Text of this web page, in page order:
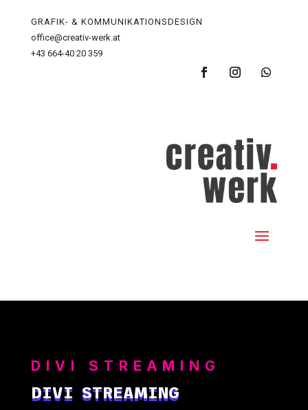
GRAFIK- & KOMMUNIKATIONSDESIGN
office@creativ-werk.at
+43 664-40 20 359
DIVI STREAMING
DIVI STREAMING